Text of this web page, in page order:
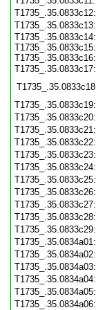
T1735_.35.0833c14:
T1735_.35.0833c15:
T1735_.35.0833c16: